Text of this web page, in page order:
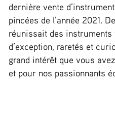
dernière vente
pincées de l’année 2021.
réunissait des instruments
d’exception, raretés et
grand intérêt que vous
et pour nos passionnants